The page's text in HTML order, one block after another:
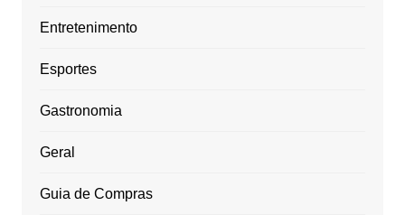
Entretenimento
Esportes
Gastronomia
Geral
Guia de Compras